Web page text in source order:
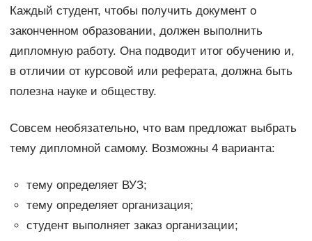
Каждый студент, чтобы получить документ о
законченном образовании, должен выполнить
дипломную работу. Она подводит итог обучению и,
в отличии от курсовой или реферата, должна быть
полезна науке и обществу.
Совсем необязательно, что вам предложат выбрать
тему дипломной самому. Возможны 4 варианта:
тему определяет ВУЗ;
тему определяет организация;
студент выполняет заказ организации;